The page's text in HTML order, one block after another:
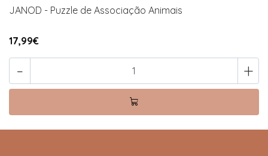
JANOD - Puzzle de Associação Animais
17,99€
- +